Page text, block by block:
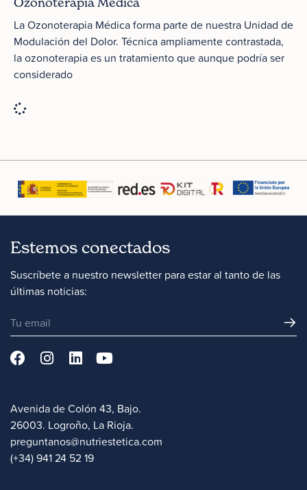
La Ozonoterapia Médica forma parte de nuestra Unidad de
Modulación del Dolor. Técnica ampliamente contrastada,
la ozonoterapia es un tratamiento que aunque podría ser
considerado
Estemos conectados
Suscríbete a nuestro newsletter para estar al tanto de las
últimas noticias:
Avenida de Colón 43, Bajo.
26003. Logroño, La Rioja.
preguntanos@nutriestetica.com
(+34) 941 24 52 19